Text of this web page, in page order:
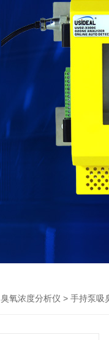
臭氧浓度分析仪 > 手持泵吸